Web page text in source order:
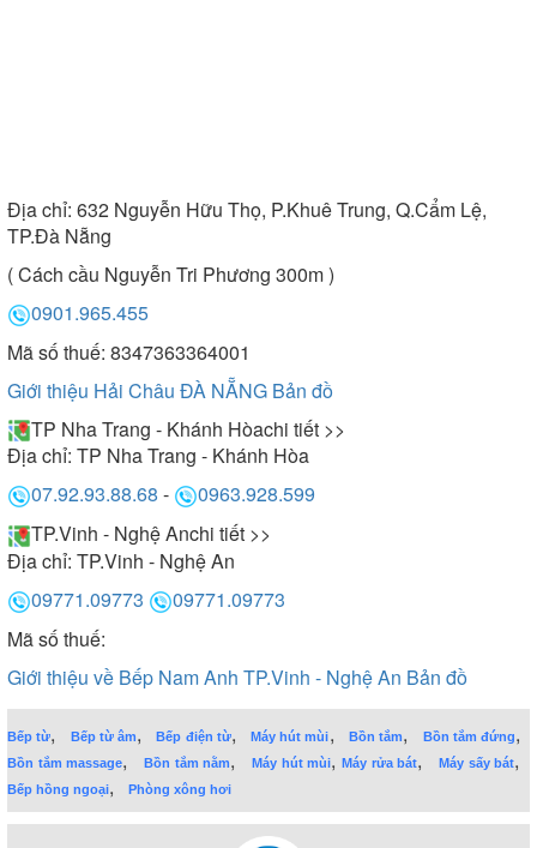
Địa chỉ: 632 Nguyễn Hữu Thọ, P.Khuê Trung, Q.Cẩm Lệ,
TP.Đà Nẵng
( Cách cầu Nguyễn Tri Phương 300m )
0901.965.455
Mã số thuế: 8347363364001
Giới thiệu Hải Châu ĐÀ NẴNG Bản đồ
TP Nha Trang - Khánh Hòachi tiết >>
Địa chỉ: TP Nha Trang - Khánh Hòa
07.92.93.88.68 -
0963.928.599
TP.Vinh - Nghệ Anchi tiết >>
Địa chỉ: TP.Vinh - Nghệ An
09771.09773
09771.09773
Mã số thuế:
Giới thiệu về Bếp Nam Anh TP.Vinh - Nghệ An Bản đồ
Bếp từ, Bếp từ âm,Bếp điện từ,Máy hút mùi, Bồn tắm, Bồn tắm đứng,
Bồn tắm massage,Bồn tắm nằm,Máy hút mùi,Máy rửa bát,Máy sấy bát,
Bếp hồng ngoại, Phòng xông hơi